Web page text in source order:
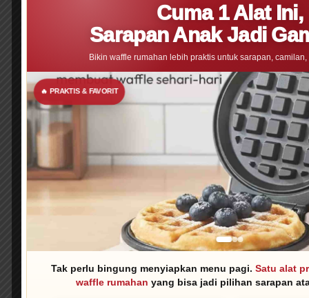
Cuma 1 Alat Ini,
Sarapan Anak Jadi
Bikin waffle rumahan lebih praktis untuk sarapan,
🔥 PRAKTIS & FAVORIT
Tak perlu bingung menyiapkan menu pagi. Satu alat
waffle rumahan yang bisa jadi pilihan sarapan